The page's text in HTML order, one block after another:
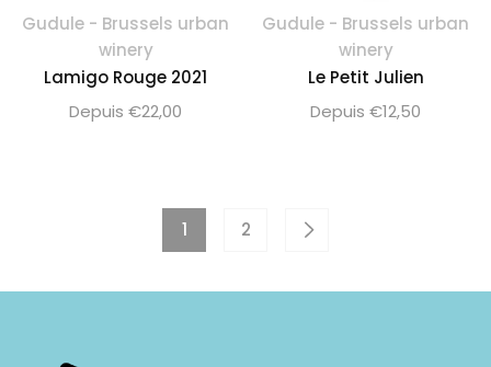
Gudule - Brussels urban
winery
Lamigo Rouge 2021
Depuis €22,00
Gudule - Brussels urban
winery
Le Petit Julien
Depuis €12,50
1 2